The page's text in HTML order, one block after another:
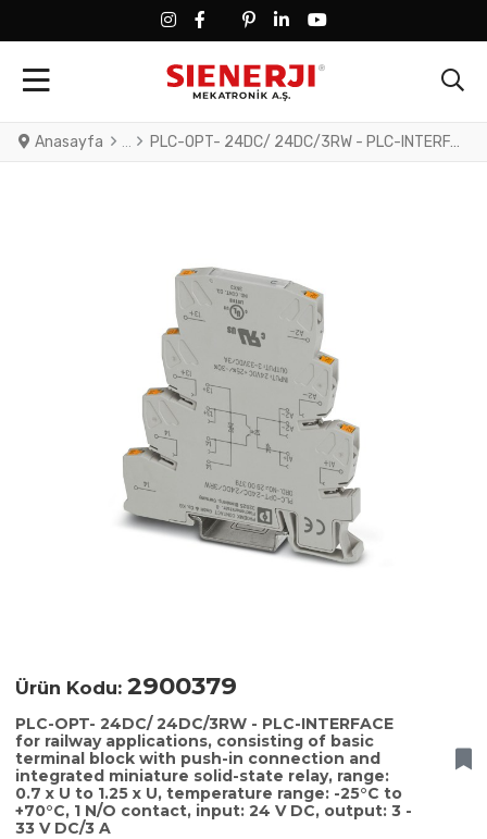
FACEBOOK SOCIAL LINK
FACEBOOK SOCIAL LINK
TWITTER SOCIAL LINK
PINTEREST SOCIAL LINK
LINKEDIN SOCIAL LINK
YOUTUBE SOCIAL LINK
Anasayfa PLC-OPT- 24DC/ 24DC/3RW - PLC-INTERFACE for railway applications, consisting of basic terminal block with push-in connection and integrated miniature solid-state relay, range: 0.7 x U to 1.25 x U, temperature range: -25°C to +70°C, 1 N/O contact, input: 24 V DC, output: 3 - 33 V DC/3 A
Ürün Kodu: 2900379
PLC-OPT- 24DC/ 24DC/3RW - PLC-INTERFACE
for railway applications, consisting of basic
terminal block with push-in connection and
integrated miniature solid-state relay, range:
0.7 x U to 1.25 x U, temperature range: -25°C to
+70°C, 1 N/O contact, input: 24 V DC, output: 3 -
33 V DC/3 A